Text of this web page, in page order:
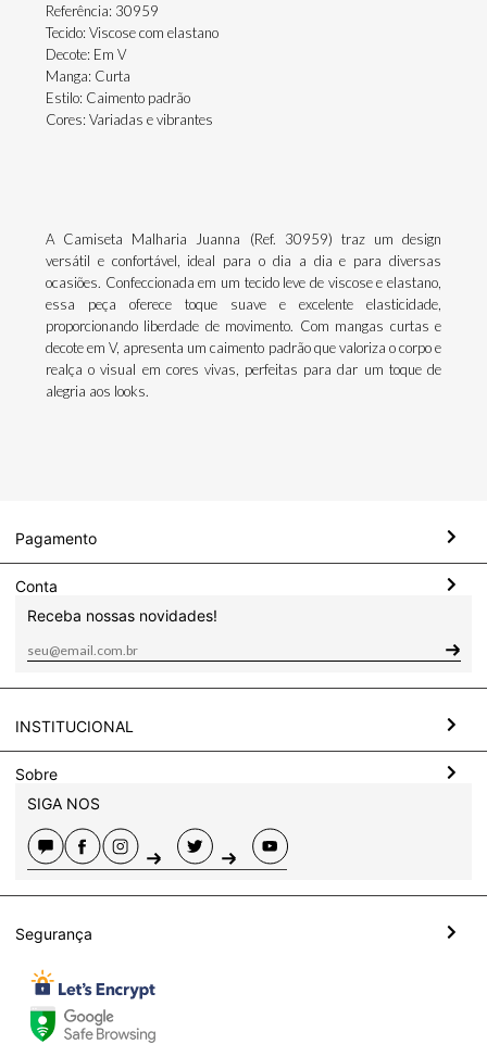
Referência: 30959
Tecido: Viscose com elastano
Decote: Em V
Manga: Curta
Estilo: Caimento padrão
Cores: Variadas e vibrantes
A Camiseta Malharia Juanna (Ref. 30959) traz um design
versátil e confortável, ideal para o dia a dia e para diversas
ocasiões. Confeccionada em um tecido leve de viscose e elastano,
essa peça oferece toque suave e excelente elasticidade,
proporcionando liberdade de movimento. Com mangas curtas e
decote em V, apresenta um caimento padrão que valoriza o corpo e
realça o visual em cores vivas, perfeitas para dar um toque de
alegria aos looks.
Pagamento
Conta
Receba nossas novidades!
INSTITUCIONAL
Sobre
SIGA NOS
Segurança